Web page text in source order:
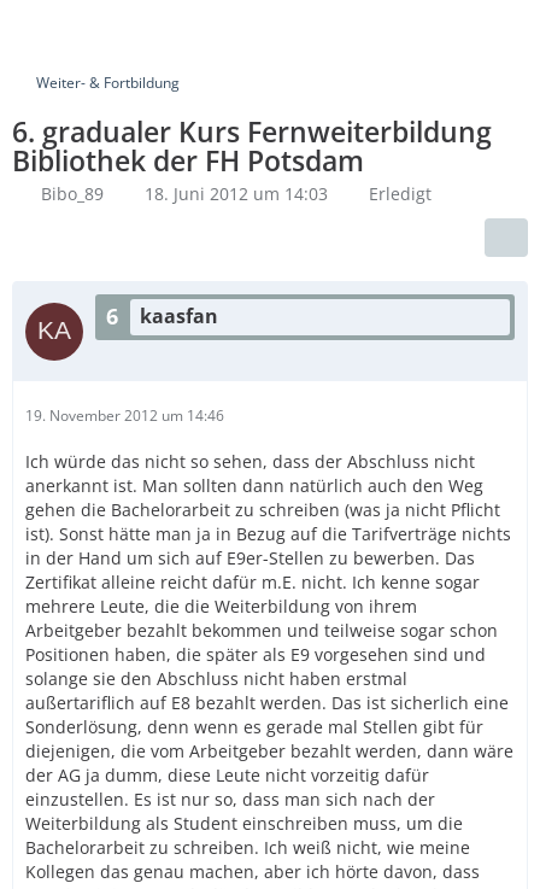
Weiter- & Fortbildung
6. gradualer Kurs Fernweiterbildung
Bibliothek der FH Potsdam
Bibo_89 18. Juni 2012 um 14:03 Erledigt
6 kaasfan
19. November 2012 um 14:46
Ich würde das nicht so sehen, dass der Abschluss nicht
anerkannt ist. Man sollten dann natürlich auch den Weg
gehen die Bachelorarbeit zu schreiben (was ja nicht Pflicht
ist). Sonst hätte man ja in Bezug auf die Tarifverträge nichts
in der Hand um sich auf E9er-Stellen zu bewerben. Das
Zertifikat alleine reicht dafür m.E. nicht. Ich kenne sogar
mehrere Leute, die die Weiterbildung von ihrem
Arbeitgeber bezahlt bekommen und teilweise sogar schon
Positionen haben, die später als E9 vorgesehen sind und
solange sie den Abschluss nicht haben erstmal
außertariflich auf E8 bezahlt werden. Das ist sicherlich eine
Sonderlösung, denn wenn es gerade mal Stellen gibt für
diejenigen, die vom Arbeitgeber bezahlt werden, dann wäre
der AG ja dumm, diese Leute nicht vorzeitig dafür
einzustellen. Es ist nur so, dass man sich nach der
Weiterbildung als Student einschreiben muss, um die
Bachelorarbeit zu schreiben. Ich weiß nicht, wie meine
Kollegen das genau machen, aber ich hörte davon, dass